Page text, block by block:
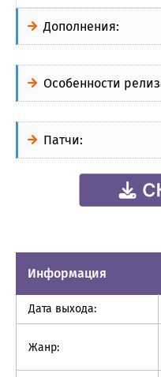
Дополнения:
Особенности
Патчи:
Информация
Дата выхода:
Жанр: